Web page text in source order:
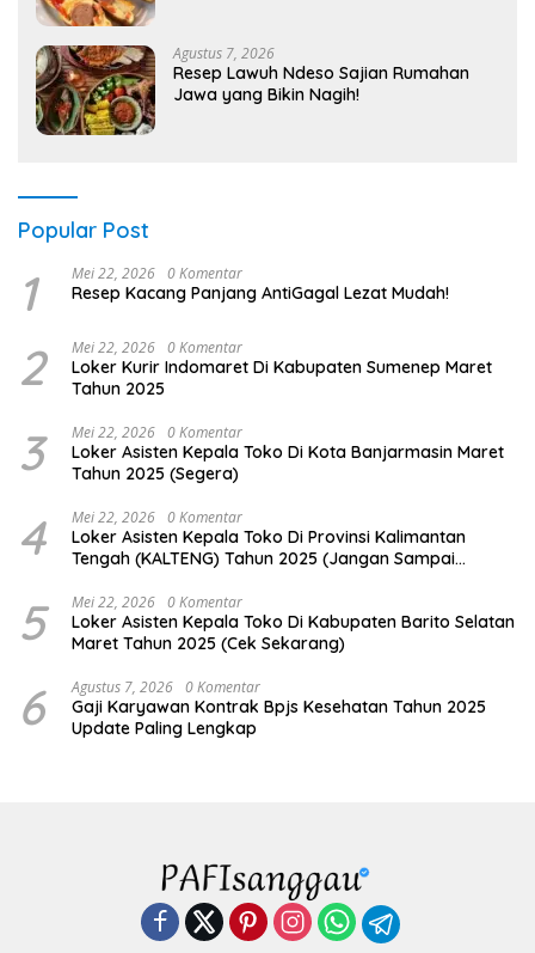
Agustus 7, 2026
Resep Lawuh Ndeso Sajian Rumahan
Jawa yang Bikin Nagih!
Popular Post
1 Mei 22, 2026 0 Komentar
Resep Kacang Panjang AntiGagal Lezat Mudah!
2 Mei 22, 2026 0 Komentar
Loker Kurir Indomaret Di Kabupaten Sumenep Maret
Tahun 2025
3 Mei 22, 2026 0 Komentar
Loker Asisten Kepala Toko Di Kota Banjarmasin Maret
Tahun 2025 (Segera)
4 Mei 22, 2026 0 Komentar
Loker Asisten Kepala Toko Di Provinsi Kalimantan
Tengah (KALTENG) Tahun 2025 (Jangan Sampai
5 Mei 22, 2026 0 Komentar
Loker Asisten Kepala Toko Di Kabupaten Barito Selatan
Maret Tahun 2025 (Cek Sekarang)
6 Agustus 7, 2026 0 Komentar
Gaji Karyawan Kontrak Bpjs Kesehatan Tahun 2025
Update Paling Lengkap